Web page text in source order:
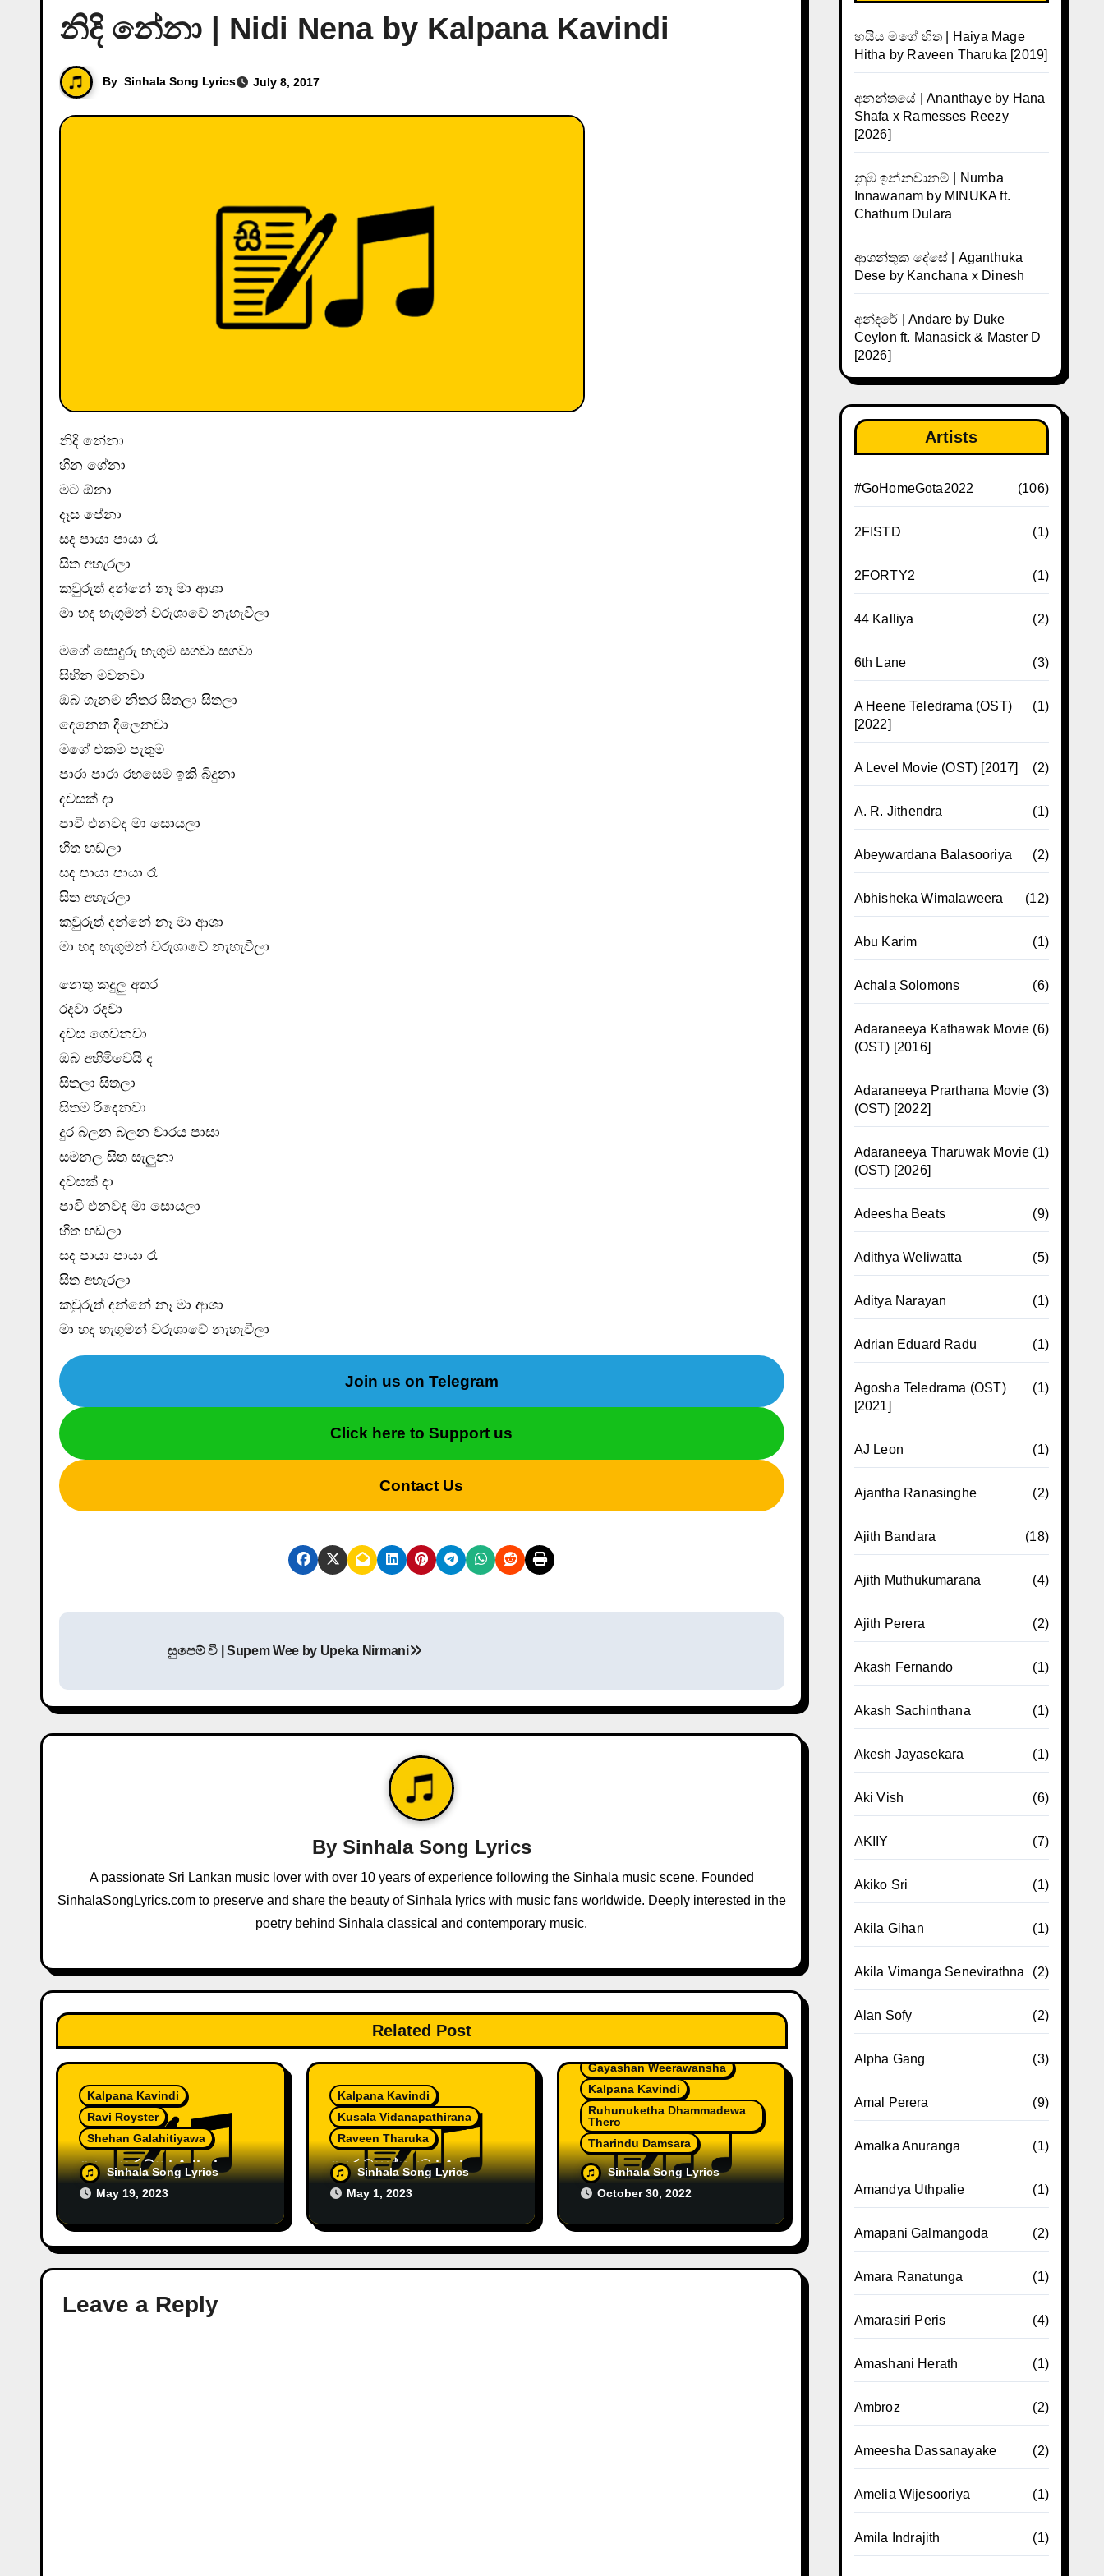
නිදි නේනා | Nidi Nena by Kalpana Kavindi
By Sinhala Song Lyrics July 8, 2017
නිදි නේනා
හීන ගේනා
මට ඕනා
දෑස පේනා
සද පායා පායා රෑ
සිත අහැරලා
කවුරුත් දන්නේ නෑ මා ආශා
මා හද හැගුමන් වරුශාවේ නැහැවීලා
මගේ සොදුරු හැගුම සගවා සගවා
සිහින මවනවා
ඔබ ගැනම නිතර සිතලා සිතලා
දෙනෙත දිලෙනවා
මගේ එකම පැතුම
පාරා පාරා රහසෙම ඉකි බිදුනා
දවසක් දා
පාවී එනවද මා සොයලා
හිත හඩලා
සද පායා පායා රෑ
සිත අහැරලා
කවුරුත් දන්නේ නෑ මා ආශා
මා හද හැගුමන් වරුශාවේ නැහැවීලා
නෙතු කදුලු අතර
රදවා රදවා
දවස ගෙවනවා
ඔබ අහිමිවෙයි ද
සිතලා සිතලා
සිතම රිදෙනවා
දුර බලන බලන වාරය පාසා
සමනල සිත සැලුනා
දවසක් දා
පාවී එනවද මා සොයලා
හිත හඩලා
සද පායා පායා රෑ
සිත අහැරලා
කවුරුත් දන්නේ නෑ මා ආශා
මා හද හැගුමන් වරුශාවේ නැහැවීලා
Join us on Telegram
Click here to Support us
Contact Us
s
t
g
t
i
o
n
සුපෙම් වී | Supem Wee by Upeka Nirmani
By Sinhala Song Lyrics
A passionate Sri Lankan music lover with over 10 years of experience following the Sinhala music scene. Founded
SinhalaSongLyrics.com to preserve and share the beauty of Sinhala lyrics with music fans worldwide. Deeply interested in the
poetry behind Sinhala classical and contemporary music.
Related Post
Kalpana Kavindi
Ravi Royster
Shehan Galahitiyawa
ඇදලා තුරුම්පු | Adhalaa
Thurumpu by Ravi ft.
Kalpana Kavindi
Sinhala Song Lyrics
May 19, 2023
Kalpana Kavindi
Kusala Vidanapathirana
Raveen Tharuka
ආදර වසන්තයට | Adara
Wasanthayata by Raveen
x Kalpana
Sinhala Song Lyrics
May 1, 2023
Gayashan Weerawansha
Kalpana Kavindi
Ruhunuketha Dhammadewa
Thero
Tharindu Damsara
වංකගිරි | Wankagiri
Gamana by Tharindu
Sinhala Song Lyrics
October 30, 2022
Leave a Reply
හයිය මගේ හිත | Haiya Mage
Hitha by Raveen Tharuka [2019]
අනන්තයේ | Ananthaye by Hana
Shafa x Ramesses Reezy
[2026]
නුඹ ඉන්නවානම් | Numba
Innawanam by MINUKA ft.
Chathum Dulara
ආගන්තුක දේසේ | Aganthuka
Dese by Kanchana x Dinesh
අන්දරේ | Andare by Duke
Ceylon ft. Manasick & Master D
[2026]
Artists
#GoHomeGota2022 (106)
2FISTD (1)
2FORTY2 (1)
44 Kalliya (2)
6th Lane (3)
A Heene Teledrama (OST)
[2022]
(1)
A Level Movie (OST) [2017] (2)
A. R. Jithendra (1)
Abeywardana Balasooriya (2)
Abhisheka Wimalaweera (12)
Abu Karim (1)
Achala Solomons (6)
Adaraneeya Kathawak Movie
(OST) [2016]
(6)
Adaraneeya Prarthana Movie
(OST) [2022]
(3)
Adaraneeya Tharuwak Movie
(OST) [2026]
(1)
Adeesha Beats (9)
Adithya Weliwatta (5)
Aditya Narayan (1)
Adrian Eduard Radu (1)
Agosha Teledrama (OST)
[2021]
(1)
AJ Leon (1)
Ajantha Ranasinghe (2)
Ajith Bandara (18)
Ajith Muthukumarana (4)
Ajith Perera (2)
Akash Fernando (1)
Akash Sachinthana (1)
Akesh Jayasekara (1)
Aki Vish (6)
AKIIY (7)
Akiko Sri (1)
Akila Gihan (1)
Akila Vimanga Senevirathna (2)
Alan Sofy (2)
Alpha Gang (3)
Amal Perera (9)
Amalka Anuranga (1)
Amandya Uthpalie (1)
Amapani Galmangoda (2)
Amara Ranatunga (1)
Amarasiri Peris (4)
Amashani Herath (1)
Ambroz (2)
Ameesha Dassanayake (2)
Amelia Wijesooriya (1)
Amila Indrajith (1)